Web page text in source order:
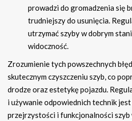
prowadzi do gromadzenia się
trudniejszy do usunięcia.
utrzymać szyby w dobrym
widoczność.
Zrozumienie tych powszechnych
skutecznym czyszczeniu szyb, co
drodze oraz estetykę pojazdu.
i używanie odpowiednich technik
przejrzystości i funkcjonalności szyb